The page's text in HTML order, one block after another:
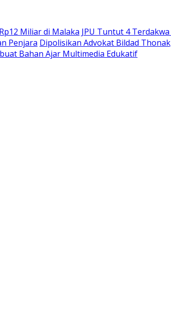
Miliar di Malaka JPU Tuntut 4
Penjara Dipolisikan Advokat Bildad
Bahan Ajar Multimedia Edukatif